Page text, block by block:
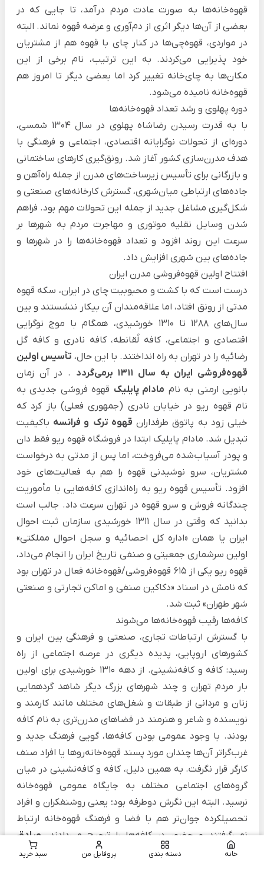
قهوه‌خانه‌ها به صورت عادت مردم درآمد، تا جایی که در
بعضی از آن‌ها دیگر اثری از دم‌آوری و عرضه قهوه نماند. البته
در مواردی، قهوه‌چی‌ها در کنار چای با قهوه هم از مشتریان
خود پذیرایی می‌کردند. به این ترتیب، نام برخی از این
مکان‌ها به چای‌خانه تغییر کرد اما بعضی دیگر تا امروز هم
قهوه‌خانه نامیده می‌شود.
دوره پهلوی و رشد تعداد قهوه‌خانه‌ها
با به قدرت رسیدن رضاشاه پهلوی در سال 1304 شمسی،
دوره‌ای از تحولات نوگرایانه اقتصادی، اجتماعی و فرهنگی با
هدف مدرن‌سازی کشور آغاز شد. رونق‌گیری کارهای ساختمانی
و بازرگانی برای تأسیس زیرساخت‌های مدرن از جمله راه‌آهن و
جاده‌های ارتباطی میان‌شهری، گسترش کارخانه‌های صنعتی و
شکل‌گیری مشاغل جدید از جمله این تحولات مهم بود. فراهم
شدن وسایل نقلیه موتوری و مهاجرت مردم به شهرها بر
سرعت این روند افزود و تعداد قهوه‌خانه‌ها را در شهرها و
جاده‌های بین شهری افزایش داد.
افتتاح اولین قهوه‌فروشی مدرن ایران
درست است که با کشت و محبوبیت چای در ایران، سکه قهوه
مدتی از رونق افتاد، اما علاقه‌مندان آن بیکار ننشستند و بین
سال‌های 1288 تا 1310 خورشیدی، همگام با موج نوگرایی
اقتصادی و اجتماعی، کافه لُقانطه، کافه نادری و کافه گل
رضائیه را در تهران به راه انداختند. با این حال، تأسیس اولین
قهوه‌فروشی ایران به سال 1311 برمی‌گردد
. در آن زمان
بانویی ارمنی به نام مادام پایلیک قهوه فروشی جدیدی به
نام قهوه ریو در خیابان نادری (جمهوری فعلی) باز کرد که
خیلی زود به پاتوق طرفداران قهوه ترک و فرانسه باکیفیت
تبدیل شد. مادام پایلیک ابتدا در فروشگاه قهوه ریو فقط دان
و پودر آسیاب‌شده می‌فروخت، اما پس از مدتی به درخواست
مشتریان، سرو نوشیدنی قهوه را هم به فعالیت‌های خود
افزود. تأسیس قهوه ریو به راه‌اندازی کافه‌هایی با مأموریت
چندگانه فروش و سرو قهوه در تهران سرعت داد. جالب است
بدانید که وقتی در سال 1311 خورشیدی سازمان ثبت احوال
ایران یا همان «اداره کل احصائیه و سجل احوال مملکتی»
اولین سرشماری جمعیتی و صنفی تاریخ ایران را انجام می‌داد،
قهوه ریو یکی از 615 قهوه‌فروشی/قهوه‌خانه فعال در تهران بود
که نامش در اسناد «دکاکین صنفی و اماکن تجارتی و صنعتی
شهر طهران» ثبت شد.
کافه‌ها رقیب قهوه‌خانه‌ها می‌شوند
با گسترش ارتباطات تجاری، صنعتی و فرهنگی بین ایران و
کشورهای اروپایی، پدیده دیگری در عرصه اجتماعی از راه
رسید: کافه و کافه‌نشینی. از دهه 1310 خورشیدی برای اولین
بار مردم تهران و چند شهرهای بزرگ دیگر شاهد گردهمایی
زنان و مردانی از طبقات و شغل‌های مختلف مانند کارمند و
نویسنده و شاعر و هنرمند در فضاهای مدرن‌تری به نام کافه
بودند. با وجود عمومی بودن کافه‌ها، گویی فرهنگ جدید و
غرب‌گراتر آن‌ها چندان مورد پسند قهوه‌خانه‌روها یا افراد صنف
کارگر قرار نگرفت. به همین دلیل، کافه و کافه‌نشینی در میان
گروه‌های اجتماعی مختلف به جایگاه عمومی قهوه‌خانه
نرسید. البته این نگرش دوطرفه بود؛ یعنی روشنفکران و افراد
تحصیلکرده جوان‌تر هم با فضا و فرهنگ قهوه‌خانه ارتباط
نمی‌گرفتند و حضور در کافه‌ها را ترجیح می‌دادند.صادق
هدایت و دوستانش مجتبی مینوی، مسعود فرزاد و بزرگ
خانه دسته بندی پروفایل من سبد خرید